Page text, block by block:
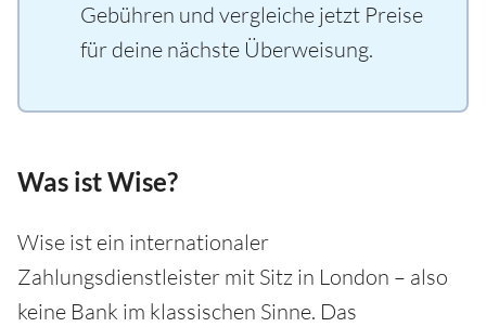
Gebühren und vergleiche jetzt Preise
für deine nächste Überweisung.
Was ist Wise?
Wise ist ein internationaler
Zahlungsdienstleister mit Sitz in London – also
keine Bank im klassischen Sinne. Das